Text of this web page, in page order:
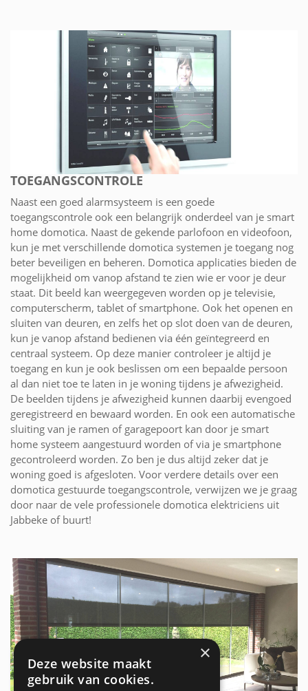
TOEGANGSCONTROLE
Naast een goed alarmsysteem is een goede
toegangscontrole ook een belangrijk onderdeel van je smart
home domotica. Naast de gekende parlofoon en videofoon,
kun je met verschillende domotica systemen je toegang nog
beter beveiligen en beheren. Domotica applicaties bieden de
mogelijkheid om vanop afstand te zien wie er voor je deur
staat. Dit beeld kan weergegeven worden op je televisie,
computerscherm, tablet of smartphone. Ook het openen en
sluiten van deuren, en zelfs het op slot doen van de deuren,
kun je vanop afstand bedienen via één geïntegreerd en
centraal systeem. Op deze manier controleer je altijd je
toegang en kun je ook beslissen om een bepaalde persoon
al dan niet toe te laten in je woning tijdens je afwezigheid.
De beelden tijdens je afwezigheid kunnen daarbij evengoed
geregistreerd en bewaard worden. En ook een automatische
sluiting van je ramen of garagepoort kan door je smart
home systeem aangestuurd worden of via je smartphone
gecontroleerd worden. Zo ben je dus altijd zeker dat je
woning goed is afgesloten. Voor verdere details over een
domotica gestuurde toegangscontrole, verwijzen we je graag
door naar de vele professionele domotica elektriciens uit
Jabbeke of buurt!
×
Deze website maakt
gebruik van cookies.